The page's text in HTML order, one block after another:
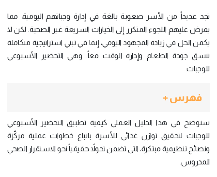
تجد عديداً من الأسر صعوبة بالغة في إدارة وجباتهم اليومية، مما
يفرض عليهم اللجوء المتكرر إلى الخيارات السريعة غير الصحية. لكن لا
يكمن الحل في زيادة المجهود اليومي، إنما في تبني استراتيجية متكاملة
تنسق جودة الطعام وإدارة الوقت معاً: وهي التحضير الأسبوعي
للوجبات.
فهرس +
سنوضح ​في هذا الدليل العملي كيفية تطبيق التحضير الأسبوعي
للوجبات لتحقيق توازن غذائي للأسرة باتباع خطوات عملية مركّزة
ونصائح تنظيمية مبتكرة، التي تضمن تحولاً حقيقياً نحو الاستقرار الصحي
المدروس.